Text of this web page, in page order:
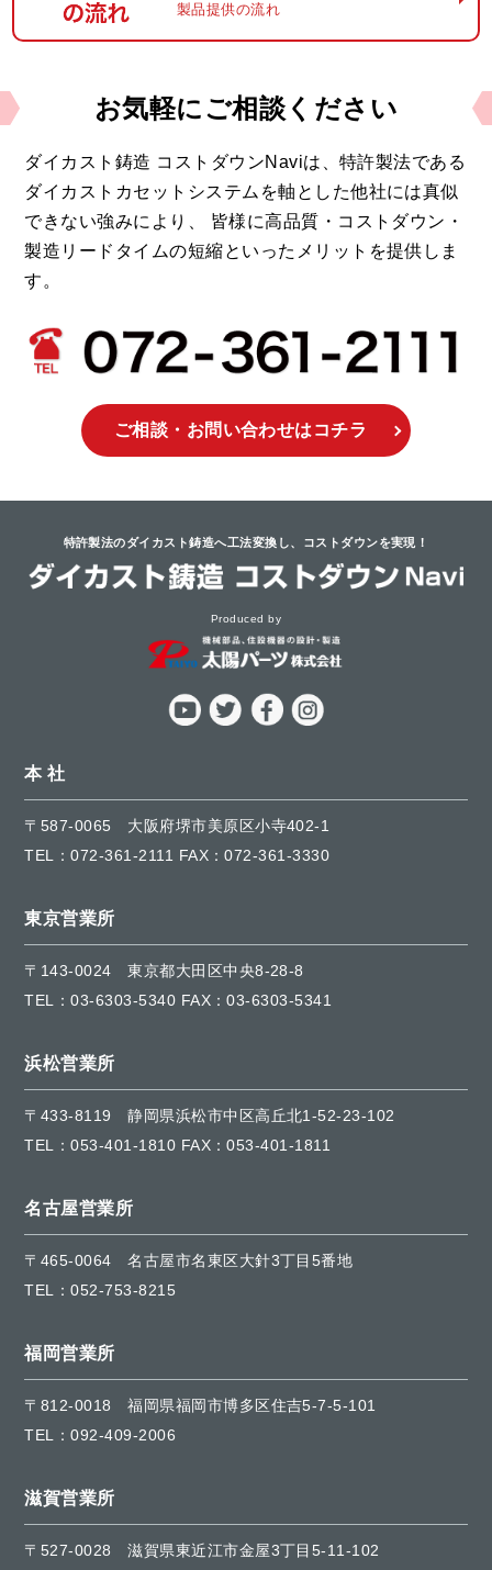
製品提供の流れ
お気軽にご相談ください
ダイカスト鋳造 コストダウンNaviは、特許製法である
ダイカストカセットシステムを軸とした他社には真似
できない強みにより、
皆様に高品質・コストダウン・
製造リードタイムの短縮といったメリットを提供しま
す。
ご相談・お問い合わせはコチラ
特許製法のダイカスト鋳造へ工法変換し、 コストダウンを実現！
Produced by
本 社
〒587-0065
大阪府堺市美原区小寺402-1
TEL：072-361-2111 FAX：072-361-3330
東京営業所
〒143-0024
東京都大田区中央8-28-8
TEL：03-6303-5340 FAX：03-6303-5341
浜松営業所
〒433-8119
静岡県浜松市中区高丘北1-52-23-102
TEL：053-401-1810 FAX：053-401-1811
名古屋営業所
〒465-0064
名古屋市名東区大針3丁目5番地
TEL：052-753-8215
福岡営業所
〒812-0018
福岡県福岡市博多区住吉5-7-5-101
TEL：092-409-2006
滋賀営業所
〒527-0028 滋賀県東近江市金屋3丁目5-11-102